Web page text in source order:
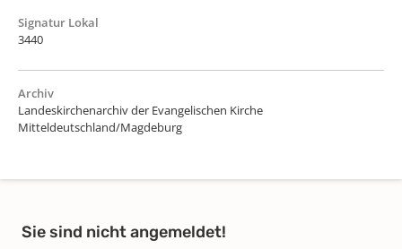
Signatur Lokal
3440
Archiv
Landeskirchenarchiv der Evangelischen Kirche
Mitteldeutschland/Magdeburg
Sie sind nicht angemeldet!